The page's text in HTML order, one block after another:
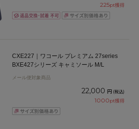
225pt獲得
CXE227｜ワコール プレミアム 27series
BXE427シリーズ キャミソール M/L
メール便対象商品
22,000 円 (税込)
1000pt獲得